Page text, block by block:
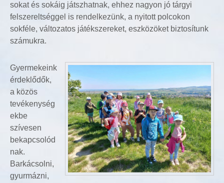
sokat és sokáig játszhatnak, ehhez nagyon jó tárgyi
felszereltséggel is rendelkezünk, a nyitott polcokon
sokféle, változatos játékszereket, eszközöket biztosítunk
számukra.
Gyermekeink
érdeklődők,
a közös
tevékenység
ekbe
szívesen
bekapcsolód
nak.
Barkácsolni,
gyurmázni,